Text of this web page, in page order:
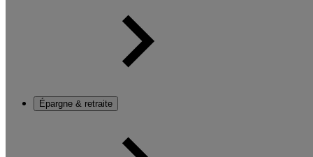
Épargne & retraite